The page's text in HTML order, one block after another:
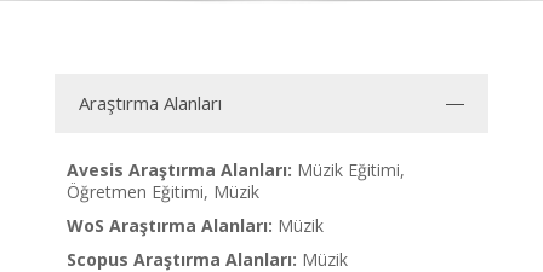
Araştırma Alanları
Avesis Araştırma Alanları: Müzik Eğitimi,
Öğretmen Eğitimi, Müzik
WoS Araştırma Alanları: Müzik
Scopus Araştırma Alanları: Müzik